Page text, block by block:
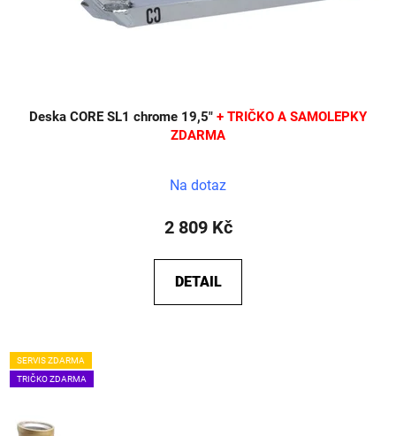
Deska CORE SL1 chrome 19,5" + TRIČKO A SAMOLEPKY
ZDARMA
Na dotaz
2 809 Kč
DETAIL
SERVIS ZDARMA
TRIČKO ZDARMA